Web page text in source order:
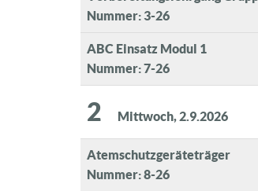
Nummer: 3-26
ABC Einsatz Modul 1
Nummer: 7-26
2 Mittwoch, 2.9.2026
Atemschutzgeräteträger
Nummer: 8-26